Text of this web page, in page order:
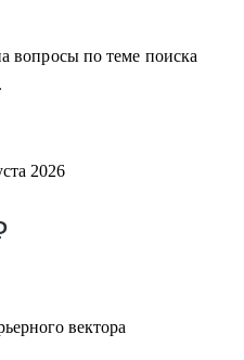
вопросы по теме поиска
2026
вектора